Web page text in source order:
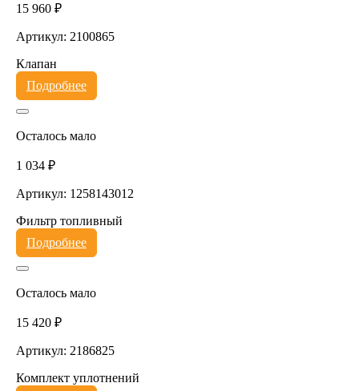
15 960 ₽
Артикул: 2100865
Клапан
Подробнее
Осталось мало
1 034 ₽
Артикул: 1258143012
Фильтр топливный
Подробнее
Осталось мало
15 420 ₽
Артикул: 2186825
Комплект уплотнений